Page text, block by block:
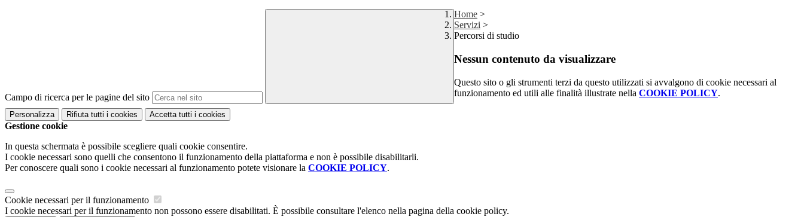
Campo di ricerca per le pagine del sito
Home >
Servizi >
Percorsi di studio
Nessun contenuto da visualizzare
Questo sito o gli strumenti terzi da questo utilizzati si avvalgono di cookie necessari al
funzionamento ed utili alle finalità illustrate nella COOKIE POLICY.
Personalizza Rifiuta tutti i cookies Accetta tutti i cookies
Gestione cookie
In questa schermata è possibile scegliere quali cookie consentire.
I cookie necessari sono quelli che consentono il funzionamento della piattaforma e non è possibile disabilitarli.
Per conoscere quali sono i cookie necessari al funzionamento potete visionare la COOKIE POLICY.
Cookie necessari per il funzionamento
I cookie necessari per il funzionamento non possono essere disabilitati. È possibile consultare l'elenco nella pagina della cookie policy.